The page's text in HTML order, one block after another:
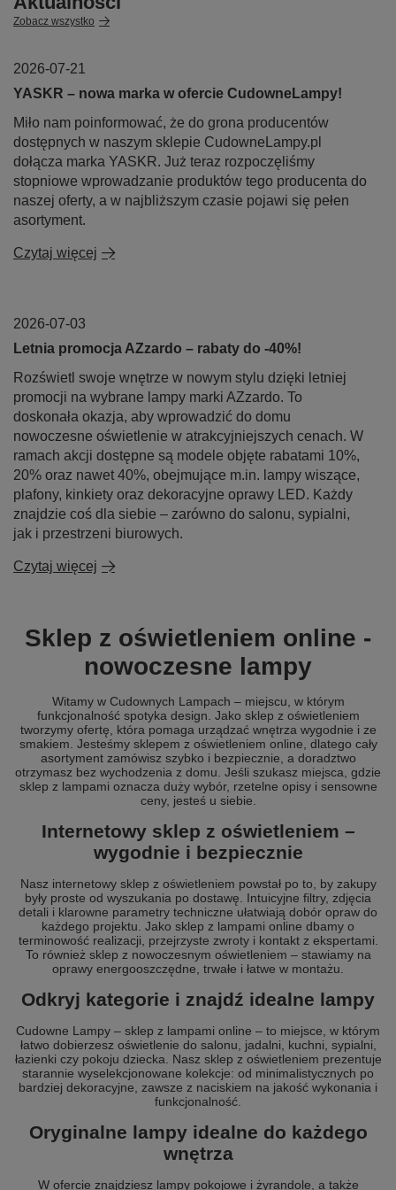
Zobacz wszystko
2026-07-21
YASKR – nowa marka w ofercie CudowneLampy!
Miło nam poinformować, że do grona producentów
dostępnych w naszym sklepie CudowneLampy.pl
dołącza marka YASKR. Już teraz rozpoczęliśmy
stopniowe wprowadzanie produktów tego producenta do
naszej oferty, a w najbliższym czasie pojawi się pełen
asortyment.
Czytaj więcej
2026-07-03
Letnia promocja AZzardo – rabaty do -40%!
Rozświetl swoje wnętrze w nowym stylu dzięki letniej
promocji na wybrane lampy marki AZzardo. To
doskonała okazja, aby wprowadzić do domu
nowoczesne oświetlenie w atrakcyjniejszych cenach. W
ramach akcji dostępne są modele objęte rabatami 10%,
20% oraz nawet 40%, obejmujące m.in. lampy wiszące,
plafony, kinkiety oraz dekoracyjne oprawy LED. Każdy
znajdzie coś dla siebie – zarówno do salonu, sypialni,
jak i przestrzeni biurowych.
Czytaj więcej
Sklep z oświetleniem online -
nowoczesne lampy
Witamy w Cudownych Lampach – miejscu, w którym
funkcjonalność spotyka design. Jako sklep z oświetleniem
tworzymy ofertę, która pomaga urządzać wnętrza wygodnie i ze
smakiem. Jesteśmy sklepem z oświetleniem online, dlatego cały
asortyment zamówisz szybko i bezpiecznie, a doradztwo
otrzymasz bez wychodzenia z domu. Jeśli szukasz miejsca, gdzie
sklep z lampami oznacza duży wybór, rzetelne opisy i sensowne
ceny, jesteś u siebie.
Internetowy sklep z oświetleniem –
wygodnie i bezpiecznie
Nasz internetowy sklep z oświetleniem powstał po to, by zakupy
były proste od wyszukania po dostawę. Intuicyjne filtry, zdjęcia
detali i klarowne parametry techniczne ułatwiają dobór opraw do
każdego projektu. Jako sklep z lampami online dbamy o
terminowość realizacji, przejrzyste zwroty i kontakt z ekspertami.
To również sklep z nowoczesnym oświetleniem – stawiamy na
oprawy energooszczędne, trwałe i łatwe w montażu.
Odkryj kategorie i znajdź idealne lampy
Cudowne Lampy – sklep z lampami online – to miejsce, w którym
łatwo dobierzesz oświetlenie do salonu, jadalni, kuchni, sypialni,
łazienki czy pokoju dziecka. Nasz sklep z oświetleniem prezentuje
starannie wyselekcjonowane kolekcje: od minimalistycznych po
bardziej dekoracyjne, zawsze z naciskiem na jakość wykonania i
funkcjonalność.
Oryginalne lampy idealne do każdego
wnętrza
W ofercie znajdziesz lampy pokojowe i żyrandole, a także